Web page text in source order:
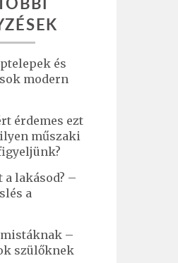
és
modern
érdemes ezt
műszaki
lakásod? –
a
–
szülőknek